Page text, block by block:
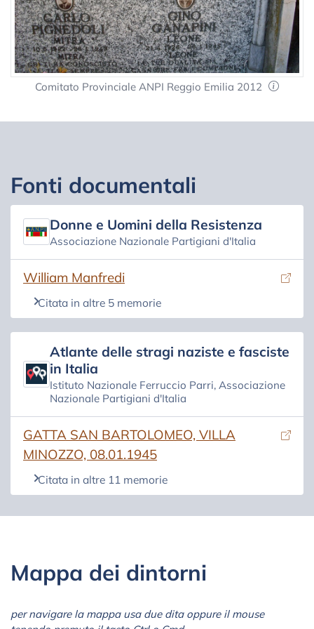
Comitato Provinciale ANPI Reggio Emilia 2012
Fonti documentali
Donne e Uomini della Resistenza
Associazione Nazionale Partigiani d'Italia
William Manfredi
(si apre in una nuova scheda)
Citata in altre 5 memorie
Atlante delle stragi naziste e fasciste
in Italia
Istituto Nazionale Ferruccio Parri, Associazione
Nazionale Partigiani d'Italia
GATTA SAN BARTOLOMEO, VILLA
MINOZZO, 08.01.1945
(si apre in una nuova scheda)
Citata in altre 11 memorie
Mappa dei dintorni
per navigare la mappa usa due dita oppure il mouse